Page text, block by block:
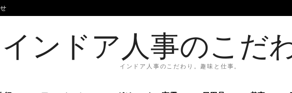
インドア人事のこだ
インドア人事のこだわり。趣味と仕事。